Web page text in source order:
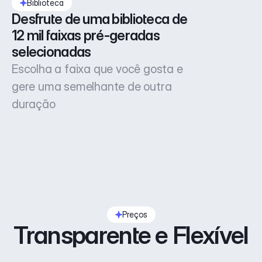
Biblioteca
Desfrute de uma biblioteca de
12 mil faixas pré-geradas
selecionadas
Escolha a faixa que você gosta e
gere uma semelhante de outra
duração
Preços
Transparente e Flexível